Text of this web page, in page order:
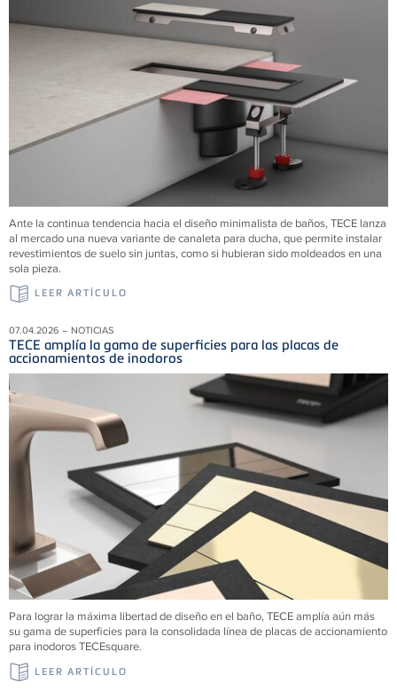
Ante la continua tendencia hacia el diseño minimalista de baños, TECE lanza
al mercado una nueva variante de canaleta para ducha, que permite instalar
revestimientos de suelo sin juntas, como si hubieran sido moldeados en una
sola pieza.
LEER ARTÍCULO
07.04.2026 – NOTICIAS
TECE amplía la gama de superficies para las placas de
accionamientos de inodoros
Para lograr la máxima libertad de diseño en el baño, TECE amplía aún más
su gama de superficies para la consolidada línea de placas de accionamiento
para inodoros TECEsquare.
LEER ARTÍCULO